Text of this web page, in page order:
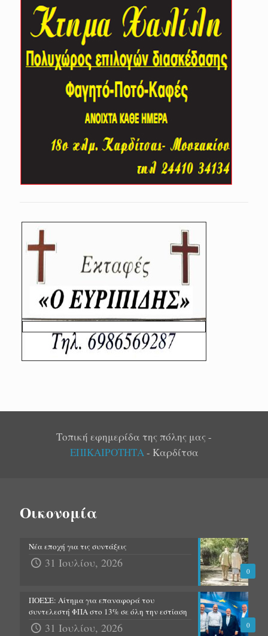
Τοπική εφημερίδα της πόλης μας -
ΕΠΙΚΑΙΡΟΤΗΤΑ- Καρδίτσα
Οικονομία
0
Νέα εποχή για τις συντάξεις
31 Ιουλίου, 2026
0
ΠΟΕΣΕ: Αίτημα για επαναφορά του
συντελεστή ΦΠΑ στο 13% σε όλη την εστίαση
31 Ιουλίου, 2026